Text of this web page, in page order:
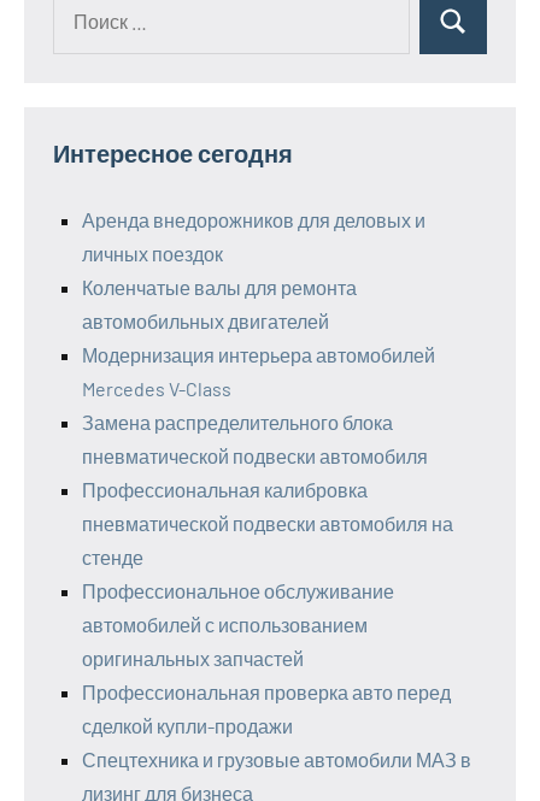
Поиск
Интересное сегодня
Аренда внедорожников для деловых и
личных поездок
Коленчатые валы для ремонта
автомобильных двигателей
Модернизация интерьера автомобилей
Mercedes V-Class
Замена распределительного блока
пневматической подвески автомобиля
Профессиональная калибровка
пневматической подвески автомобиля на
стенде
Профессиональное обслуживание
автомобилей с использованием
оригинальных запчастей
Профессиональная проверка авто перед
сделкой купли-продажи
Спецтехника и грузовые автомобили МАЗ в
лизинг для бизнеса